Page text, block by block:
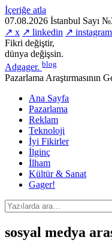
İçeriğe atla
07.08.2026 İstanbul Sayı
↗ x ↗ linkedin ↗ instagram
Fikri değiştir,
dünya değişsin.
Adgager. blog
Pazarlama Araştırmasının
Ana Sayfa
Pazarlama
Reklam
Teknoloji
İyi Fikirler
İlginç
İlham
Kültür & Sanat
Gager!
sosyal medya